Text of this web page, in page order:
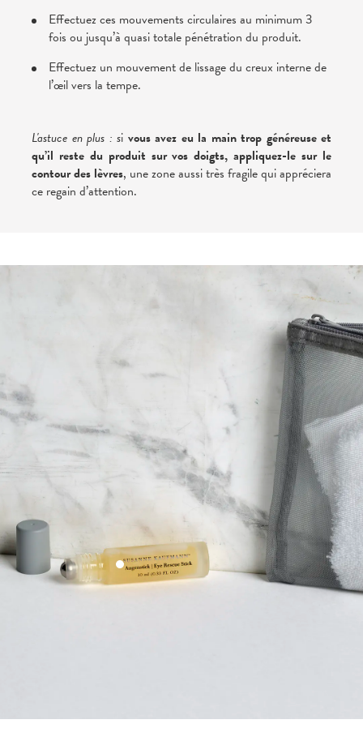
Effectuez ces mouvements circulaires au minimum 3
fois ou jusqu’à quasi totale pénétration du produit.
Effectuez un mouvement de lissage du creux interne de
l’œil vers la tempe.
L'astuce en plus : si vous avez eu la main trop généreuse et
qu’il reste du produit sur vos doigts, appliquez-le sur le
contour des lèvres, une zone aussi très fragile qui appréciera
ce regain d’attention.